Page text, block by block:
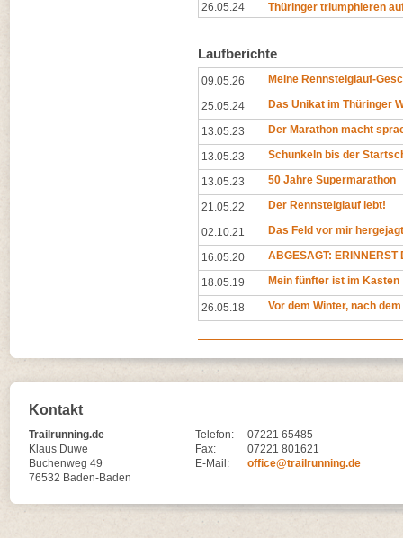
26.05.24
Thüringer triumphieren
Laufberichte
09.05.26 Meine Rennsteiglauf-
25.05.24 Das Unikat im Thüringer
13.05.23 Der Marathon macht
13.05.23 Schunkeln bis der
13.05.23 50 Jahre Supermarathon
21.05.22 Der Rennsteiglauf lebt!
02.10.21 Das Feld vor mir hergejagt
16.05.20 ABGESAGT: ERINNERST
18.05.19 Mein fünfter ist im Kasten
26.05.18 Vor dem Winter, nach
Kontakt
Trailrunning.de
Klaus Duwe
Buchenweg 49
76532 Baden-Baden
Telefon:
07221 65485
Fax:
07221 801621
E-Mail:
office@trailrunning.de